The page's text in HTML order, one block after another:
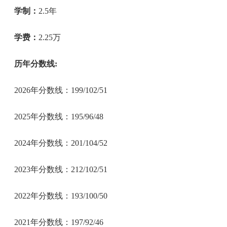
学制： 2.5年
学费： 2.25万
历年分数线:
2026年分数线：199/102/51
2025年分数线：195/96/48
2024年分数线：201/104/52
2023年分数线：212/102/51
2022年分数线：193/100/50
2021年分数线：197/92/46